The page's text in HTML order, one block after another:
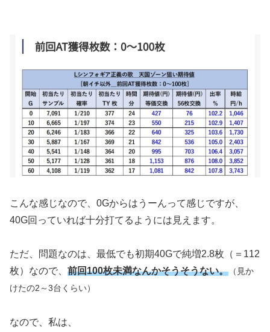
こんな感じなので、0Gからはうーんって感じですが、
40G回っていれば十分打てるようには見えます。
ただ、問題なのは、最低でも初期40Gで純増2.8枚（＝112
枚）なので、 前回100枚未満なんかそうそうない。 （見か
けたの2～3台くらい）
なので、私は、